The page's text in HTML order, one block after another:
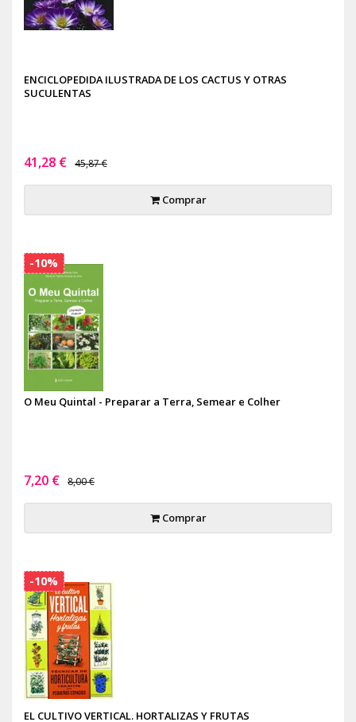
ENCICLOPEDIDA ILUSTRADA DE LOS CACTUS Y OTRAS
SUCULENTAS
41,28 € 45,87 €
Comprar
O Meu Quintal - Preparar a Terra, Semear e Colher
7,20 € 8,00 €
Comprar
-10%
EL CULTIVO VERTICAL. HORTALIZAS Y FRUTAS
-10%